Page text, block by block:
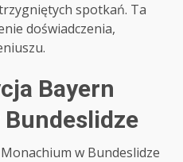
spotkań. Ta
doświadczenia,
Bayern
w Bundeslidze